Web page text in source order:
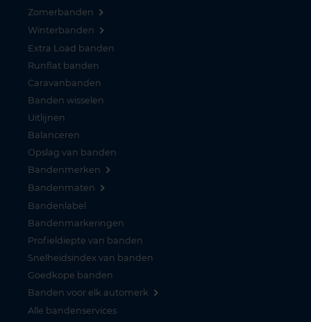
Zomerbanden
Winterbanden
Extra Load banden
Runflat banden
Caravanbanden
Banden wisselen
Uitlijnen
Balanceren
Opslag van banden
Bandenmerken
Bandenmaten
Bandenlabel
Bandenmarkeringen
Profieldiepte van banden
Snelheidsindex van banden
Goedkope banden
Banden voor elk automerk
Alle bandenservices